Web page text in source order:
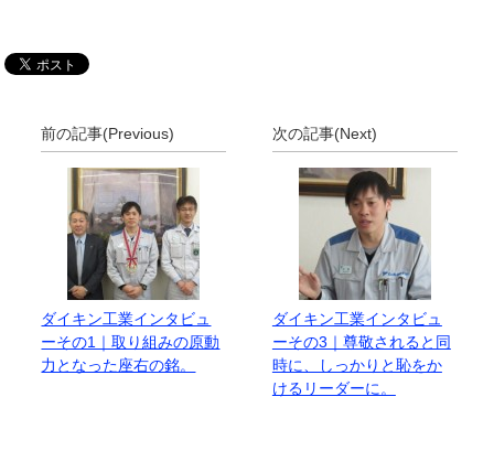
前の記事(Previous)
ダイキン工業インタビュ
ーその1｜取り組みの原動
力となった座右の銘。
次の記事(Next)
ダイキン工業インタビュ
ーその3｜尊敬されると同
時に、しっかりと恥をか
けるリーダーに。